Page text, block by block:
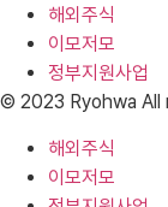
해외주식
이모저모
정부지원사업
© 2023 Ryohwa All
해외주식
이모저모